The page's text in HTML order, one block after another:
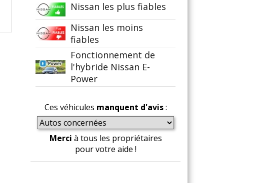
Nissan les plus fiables
Nissan les moins
fiables
Fonctionnement de
l'hybride Nissan E-
Power
Ces véhicules manquent d'avis:
Merci à tous les propriétaires
pour votre aide !